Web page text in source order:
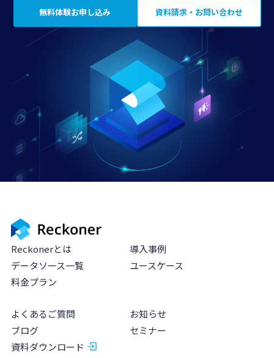
無料体験お申し込み 資料請求・お問い合わせ
Reckonerとは
導入事例
データソース一覧
ユースケース
料金プラン
よくあるご質問
お知らせ
ブログ
セミナー
資料ダウンロード